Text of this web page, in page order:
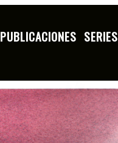
PUBLICACIONES SERIES